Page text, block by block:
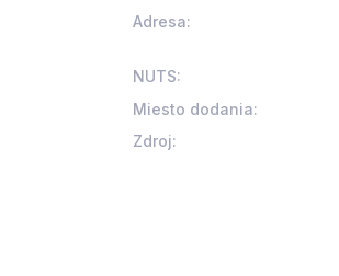
Adresa:
NUTS:
Miesto dodania:
Zdroj: